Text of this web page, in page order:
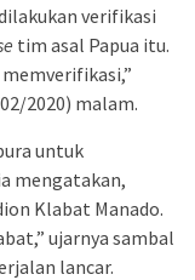
verifikasi
tim asal Papua itu.
2020) malam.
untuk
mengatakan,
Klabat Manado.
ujarnya sambal
lancar.